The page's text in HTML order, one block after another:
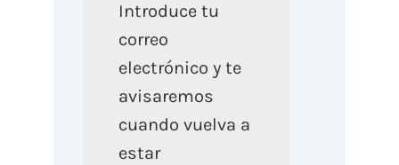
Introduce tu
correo
electrónico y te
avisaremos
cuando vuelva a
estar